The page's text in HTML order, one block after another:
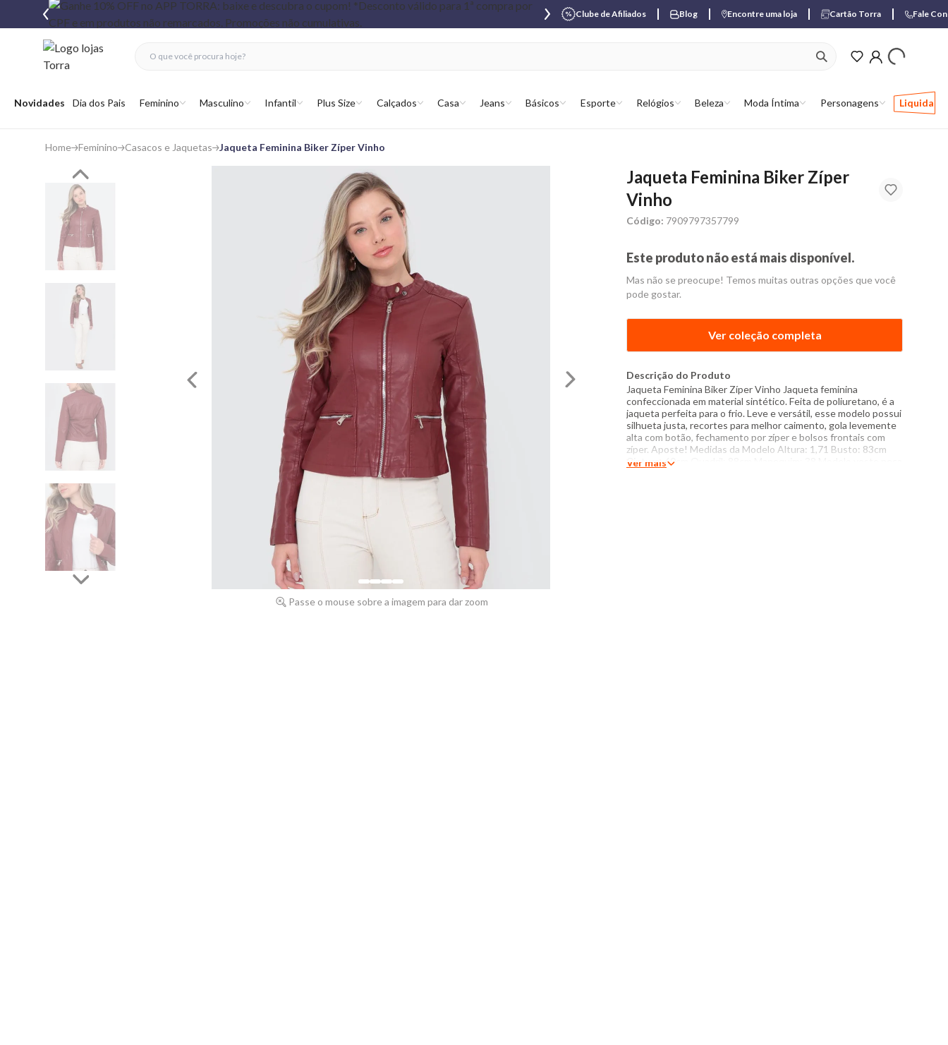
Clube de Afiliados Blog Encontre uma loja Cartão Torra Fale
Abrir menu
Novidades Dia dos Pais Feminino Masculino Infantil Plus Size Calçados Casa Jeans Básicos Esporte Relógios Beleza Moda Íntima Personagens Liquida
ver produtos
fechar menu
fechar menu
favoritos
Home Feminino Casacos e Jaquetas Jaqueta Feminina Biker Zíper Vinho
Passe o mouse sobre a imagem para dar zoom
Jaqueta Feminina Biker Zíper
Vinho
Código: 7909797357799
Este produto não está mais disponível.
Mas não se preocupe! Temos muitas outras opções que você
pode gostar.
Ver coleção completa
Descrição do Produto
Jaqueta Feminina Biker Zíper Vinho Jaqueta feminina
confeccionada em material sintético. Feita de poliuretano, é a
jaqueta perfeita para o frio. Leve e versátil, esse modelo possui
silhueta justa, recortes para melhor caimento, gola levemente
alta com botão, fechamento por zíper e bolsos frontais com
zíper. Aposte! Medidas da Modelo Altura: 1,71 Busto: 83cm
Cintura: 60cm Quadril: 88cm Manequim: 38 Modelo veste peça
Ver mais